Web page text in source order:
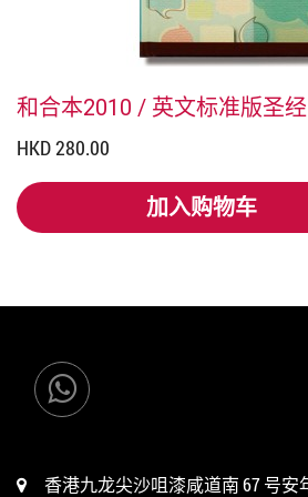
和合本2010 / 英文标准版圣经
HKD 280.00
加入购物车
加入购物车
香港九龙尖沙咀漆咸道南 67 号安